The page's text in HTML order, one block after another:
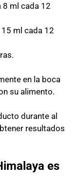
8 ml cada 12
ml cada 12
en la boca
su alimento.
durante al
resultados
es